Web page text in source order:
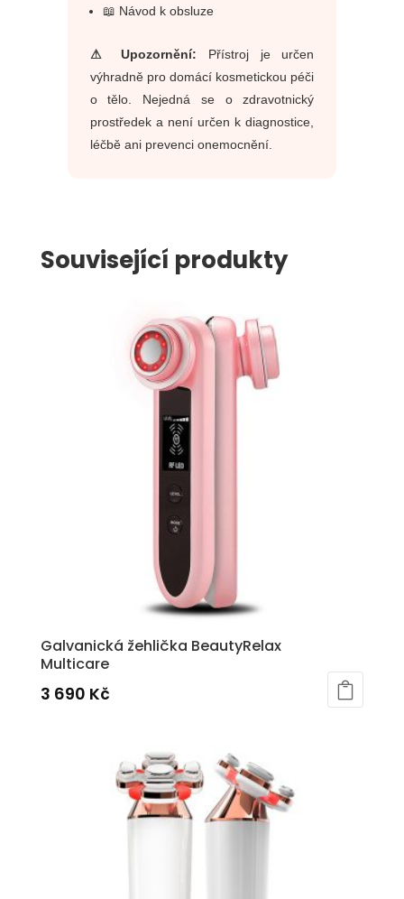
📖 Návod k obsluze
⚠ Upozornění: Přístroj je určen
výhradně pro domácí kosmetickou péči
o tělo. Nejedná se o zdravotnický
prostředek a není určen k diagnostice,
léčbě ani prevenci onemocnění.
Související produkty
Galvanická žehlička BeautyRelax
Multicare
3 690 Kč